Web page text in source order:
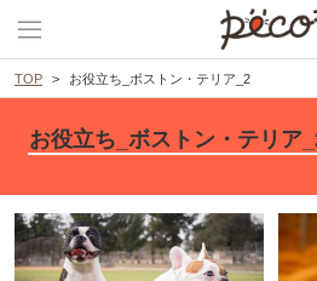
TOP お役立ち_ボストン・テリア_2
お役立ち_ボストン・テリア